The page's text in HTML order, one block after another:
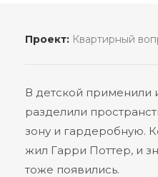
Проект: Квартирный
В детской применили
разделили
зону и гардеробную.
жил Гарри Поттер, и
тоже появились.